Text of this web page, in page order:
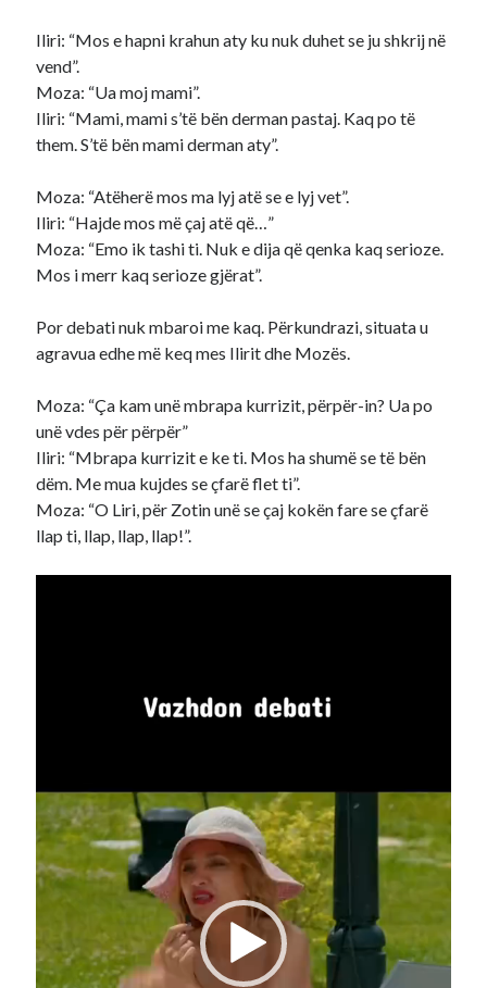
Iliri: “Mos e hapni krahun aty ku nuk duhet se ju shkrij në
vend”.
Moza: “Ua moj mami”.
Iliri: “Mami, mami s’të bën derman pastaj. Kaq po të
them. S’të bën mami derman aty”.
Moza: “Atëherë mos ma lyj atë se e lyj vet”.
Iliri: “Hajde mos më çaj atë që…”
Moza: “Emo ik tashi ti. Nuk e dija që qenka kaq serioze.
Mos i merr kaq serioze gjërat”.
Por debati nuk mbaroi me kaq. Përkundrazi, situata u
agravua edhe më keq mes Ilirit dhe Mozës.
Moza: “Ça kam unë mbrapa kurrizit, përpër-in? Ua po
unë vdes për përpër”
Iliri: “Mbrapa kurrizit e ke ti. Mos ha shumë se të bën
dëm. Me mua kujdes se çfarë flet ti”.
Moza: “O Liri, për Zotin unë se çaj kokën fare se çfarë
llap ti, llap, llap, llap!”.